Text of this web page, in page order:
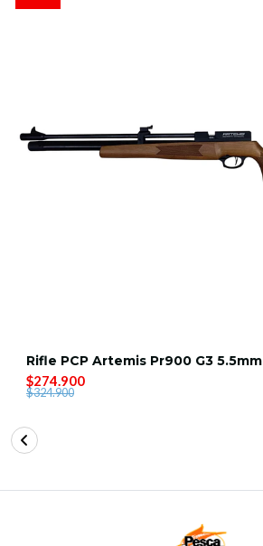
Rifle PCP Artemis Pr900 G3 5.5mm
$274.900
$324.900